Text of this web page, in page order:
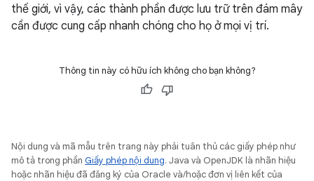
thế giới, vì vậy, các thành phần được lưu trữ trên đám mây
cần được cung cấp nhanh chóng cho họ ở mọi vị trí.
Thông tin này có hữu ích không cho bạn không?
Nội dung và mã mẫu trên trang này phải tuân thủ các giấy phép như
mô tả trong phần Giấy phép nội dung. Java và OpenJDK là nhãn hiệu
hoặc nhãn hiệu đã đăng ký của Oracle và/hoặc đơn vị liên kết của